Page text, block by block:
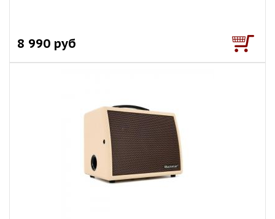
8 990 руб